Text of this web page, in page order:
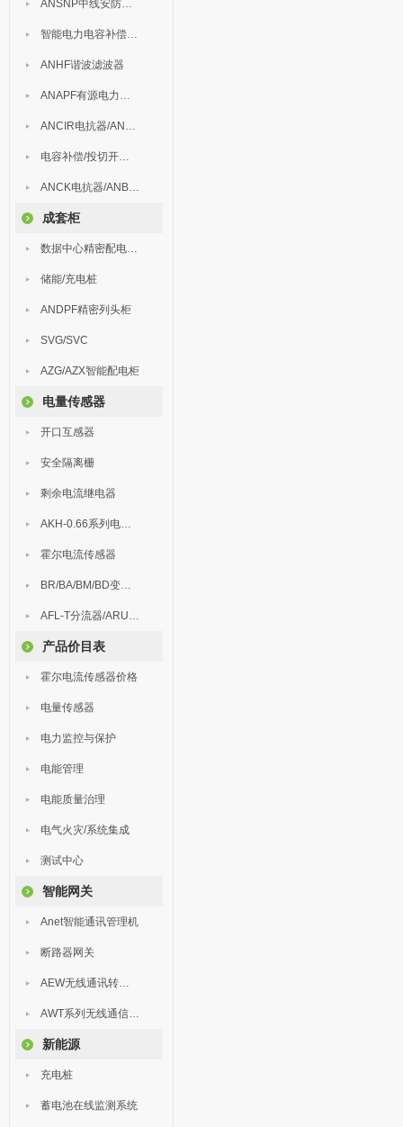
ANSNP中线安防保护器
智能电力电容补偿装置
ANHF谐波滤波器
ANAPF有源电力滤波器
ANCIR电抗器/ANHPD300谐波保护器
电容补偿/投切开关/ARC
ANCK电抗器/ANBSMJ自愈式低压并联电容器
成套柜
数据中心精密配电监控装置
储能/充电桩
ANDPF精密列头柜
SVG/SVC
AZG/AZX智能配电柜
电量传感器
开口互感器
安全隔离栅
剩余电流继电器
AKH-0.66系列电流互感器
霍尔电流传感器
BR/BA/BM/BD变送器
AFL-T分流器/ARU浪涌保护器
产品价目表
霍尔电流传感器价格
电量传感器
电力监控与保护
电能管理
电能质量治理
电气火灾/系统集成
测试中心
智能网关
Anet智能通讯管理机
断路器网关
AEW无线通讯转换器
AWT系列无线通信终端
新能源
充电桩
蓄电池在线监测系统